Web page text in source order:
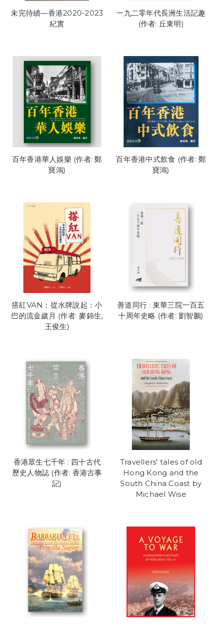
未完待續—香港2020-2023
紀實
一九二零年代長洲生活記趣
(作者: 丘東明)
百年香港華人娛樂 (作者: 鄭
寶鴻)
百年香港中式飲食 (作者: 鄭
寶鴻)
搭紅VAN：從水牌說起：小
巴的流金歲月 (作者: 麥錦生,
王俊生)
善道同行 : 東華三院一百五
十周年史略 (作者: 劉智鵬)
香港眾生七千年 : 四十古代
歷史人物誌 (作者: 香港古事
記)
Travellers' tales of old
Hong Kong and the
South China Coast by
Michael Wise